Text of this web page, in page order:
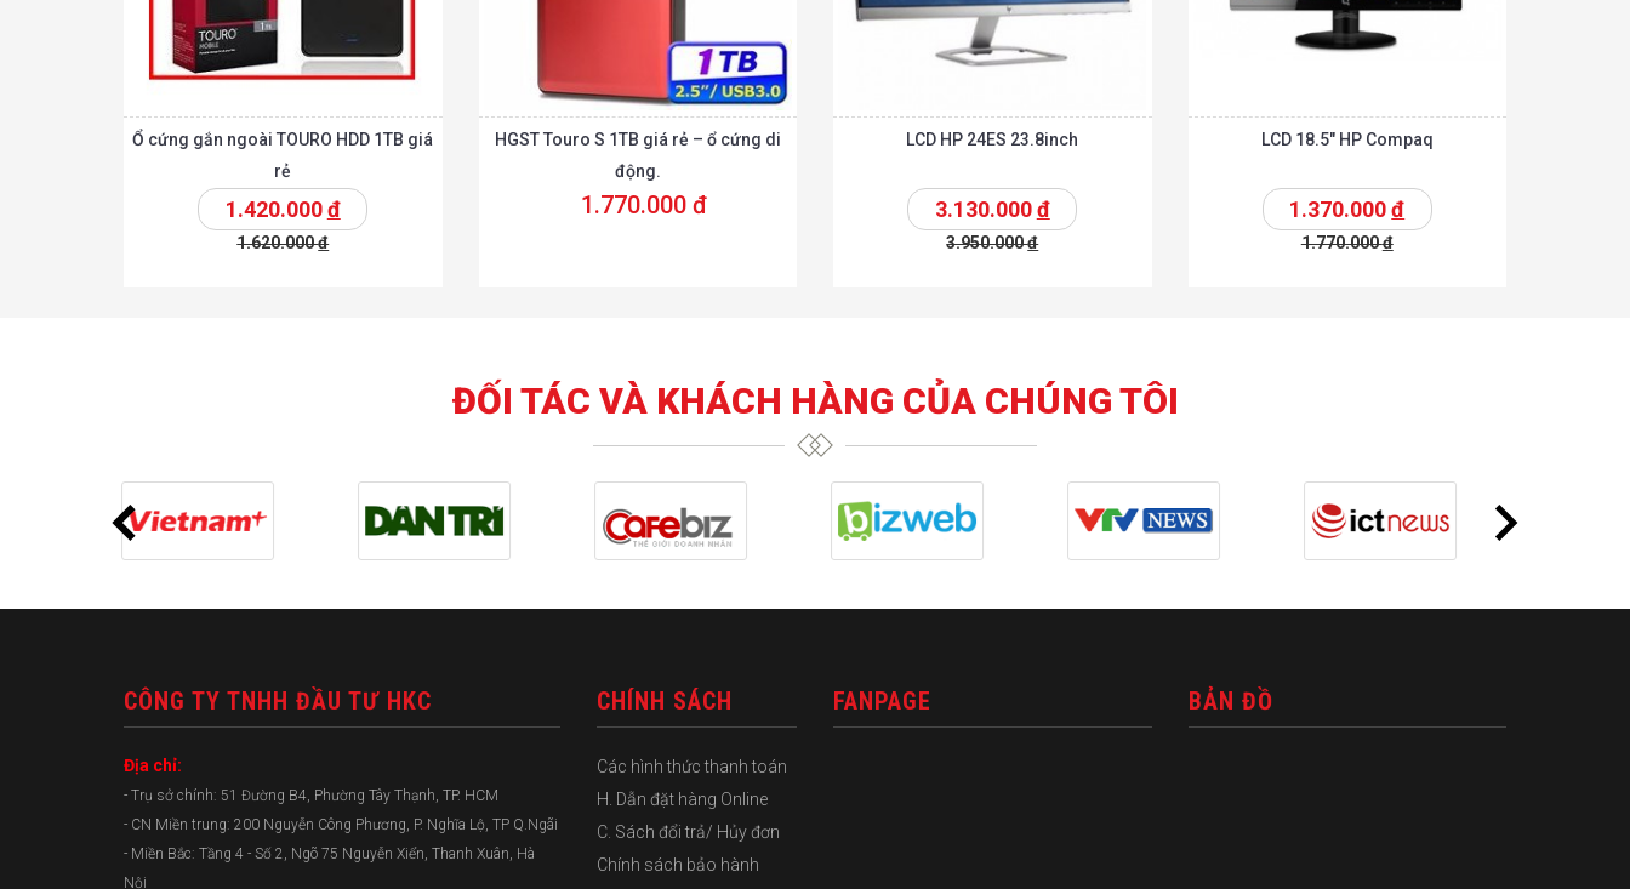
Ổ cứng gắn ngoài TOURO HDD 1TB giá
rẻ
1.420.000đ
1.620.000đ
HGST Touro S 1TB giá rẻ – ổ cứng di
động.
1.770.000 đ
LCD HP 24ES 23.8inch
3.130.000đ
3.950.000đ
LCD 18.5″ HP Compaq
1.370.000đ
1.770.000đ
ĐỐI TÁC VÀ KHÁCH HÀNG CỦA CHÚNG TÔI
CÔNG TY TNHH ĐẦU TƯ HKC
Địa chỉ:
- Trụ sở chính: 51 Đường B4, Phường Tây Thạnh, TP. HCM
- CN Miền trung: 200 Nguyễn Công Phương, P. Nghĩa Lộ, TP Q.Ngãi
- Miền Bắc: Tầng 4 - Số 2, Ngõ 75 Nguyễn Xiển, Thanh Xuân, Hà
Nội
CHÍNH SÁCH
Các hình thức thanh toán
H. Dẫn đặt hàng Online
C. Sách đổi trả/ Hủy đơn
Chính sách bảo hành
FANPAGE BẢN ĐỒ